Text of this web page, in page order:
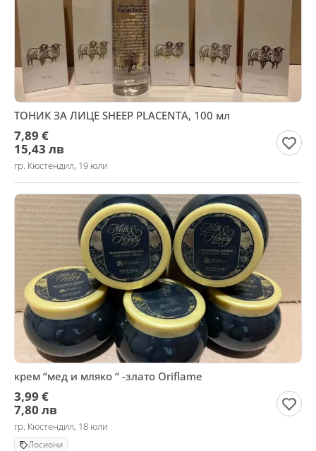
ТОНИК ЗА ЛИЦЕ SHEEP PLACENTA, 100 мл
7,89 €
15,43 лв
гр. Кюстендил, 19 юли
крем “мед и мляко “ -злато Oriflame
3,99 €
7,80 лв
гр. Кюстендил, 18 юли
Лосиони